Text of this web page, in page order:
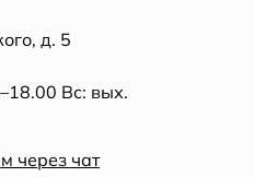
д. 5
Вс: вых.
через чат